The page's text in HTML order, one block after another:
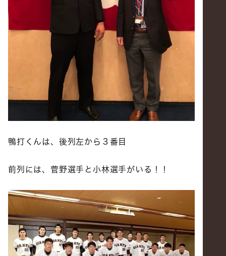
鴨打くんは、後列左から３番目
前列には、菅野選手と小林選手がいる！！